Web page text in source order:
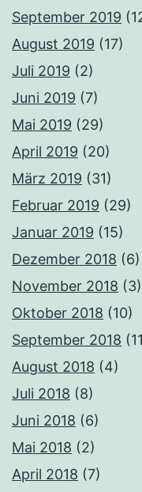
September 2019
August 2019 (17)
Juli 2019 (2)
Juni 2019 (7)
Mai 2019 (29)
April 2019 (20)
März 2019 (31)
Februar 2019 (29)
Januar 2019 (15)
Dezember 2018 (6)
November 2018 (3)
Oktober 2018 (10)
September 2018
August 2018 (4)
Juli 2018 (8)
Juni 2018 (6)
Mai 2018 (2)
April 2018 (7)